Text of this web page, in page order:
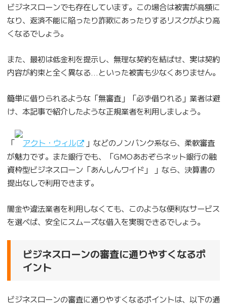
ビジネスローンでも存在しています。この場合は被害が高額に
なり、返済不能に陥ったり詐欺にあったりするリスクがより高
くなるでしょう。
また、最初は低金利を提示し、無理な契約を結ばせ、実は契約
内容が約束と全く異なる…といった被害も少なくありません。
簡単に借りられるような「無審査」「必ず借りれる」業者は避
け、本記事で紹介したような正規業者を利用しましょう。
「 アクト・ウィル
」などのノンバンク系なら、柔軟審査
が魅力です。また銀行でも、「GMOあおぞらネット銀行の融
資枠型ビジネスローン「あんしんワイド」
」なら、決算書の
提出なしで利用できます。
闇金や違法業者を利用しなくても、このような便利なサービス
を選べば、安全にスムーズな借入を実現できるでしょう。
ビジネスローンの審査に通りやすくなるポ
イント
ビジネスローンの審査に通りやすくなるポイントは、以下の通